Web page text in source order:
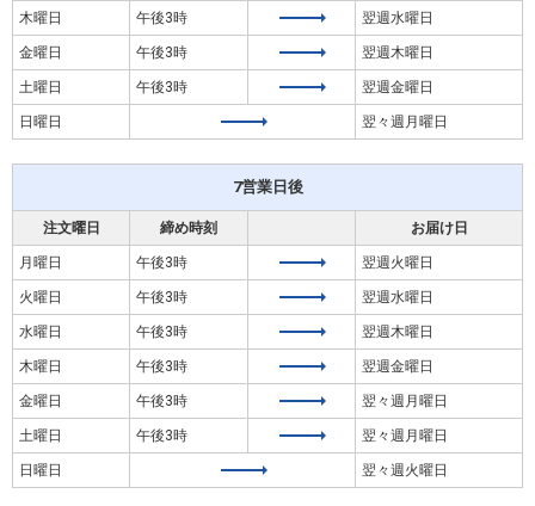
木曜日 午後3時 翌週水曜日
金曜日 午後3時 翌週木曜日
土曜日 午後3時 翌週金曜日
日曜日 翌々週月曜日
7営業日後
注文曜日 締め時刻 お届け日
月曜日 午後3時 翌週火曜日
火曜日 午後3時 翌週水曜日
水曜日 午後3時 翌週木曜日
木曜日 午後3時 翌週金曜日
金曜日 午後3時 翌々週月曜日
土曜日 午後3時 翌々週月曜日
日曜日 翌々週火曜日